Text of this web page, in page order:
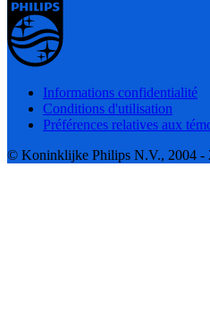
Informations confidentialité
Conditions d'utilisation
Préférences relatives aux
© Koninklijke Philips N.V., 2004 -